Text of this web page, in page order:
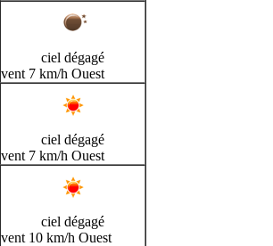
ciel dégagé
vent 7 km/h Ouest
ciel dégagé
vent 7 km/h Ouest
ciel dégagé
vent 10 km/h Ouest